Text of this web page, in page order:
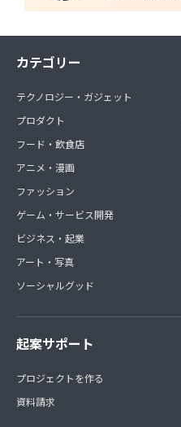
カテゴリー
テクノロジー・ガジェット
プロダクト
フード・飲食店
アニメ・漫画
ファッション
ゲーム・サービス開発
ビジネス・起業
アート・写真
ソーシャルグッド
起案サポート
プロジェクトを作る
資料請求